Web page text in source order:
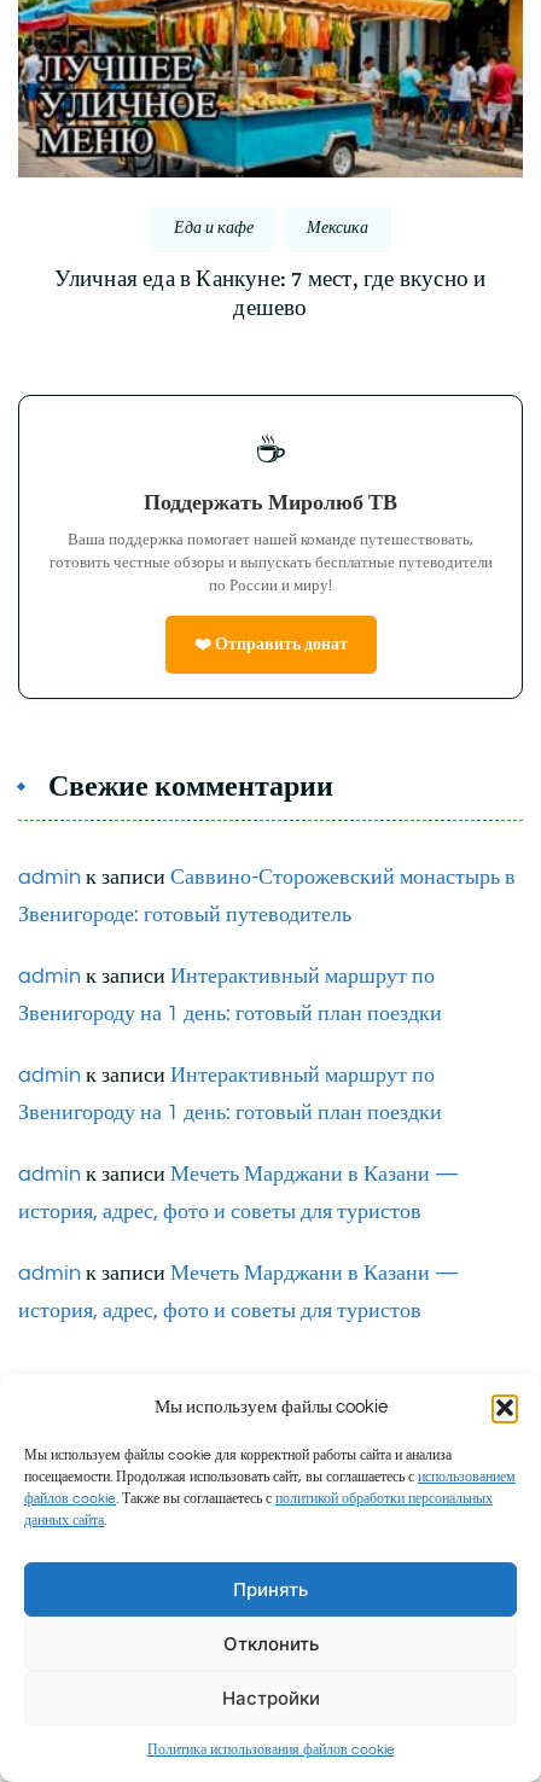
Мы используем файлы cookie
Мы используем файлы cookie для корректной работы сайта и анализа
посещаемости. Продолжая использовать сайт, вы соглашаетесь с использованием
файлов cookie. Также вы соглашаетесь с политикой обработки персональных
данных сайта.
Принять
Отклонить
Настройки
Политика использования файлов cookie
Еда и кафе Мексика
Уличная еда в Канкуне: 7 мест, где вкусно и
дешево
☕
Поддержать Миролюб ТВ
Ваша поддержка помогает нашей команде путешествовать,
готовить честные обзоры и выпускать бесплатные путеводители
по России и миру!
❤️ Отправить донат
Свежие комментарии
admin к записи Саввино-Сторожевский монастырь в
Звенигороде: готовый путеводитель
admin к записи Интерактивный маршрут по
Звенигороду на 1 день: готовый план поездки
admin к записи Интерактивный маршрут по
Звенигороду на 1 день: готовый план поездки
admin к записи Мечеть Марджани в Казани —
история, адрес, фото и советы для туристов
admin к записи Мечеть Марджани в Казани —
история, адрес, фото и советы для туристов
Пользовательское соглашение|Политика
конфиденциальности
персональных данных
файлов cookie